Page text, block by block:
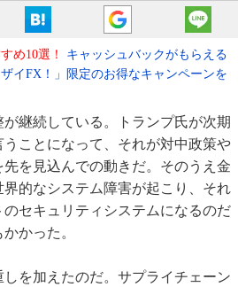
め10選！
キャッシュバックがもらえる
イFX！」限定のお得なキャンペーンを
継続している。トランプ氏が次期
ことになって、それが対中政策や
を見込んでの動きだ。そのうえ金
的なシステム障害が起こり、それ
セキュリティシステムになるのだ
かった。
を加えたのだ。サプライチェーン